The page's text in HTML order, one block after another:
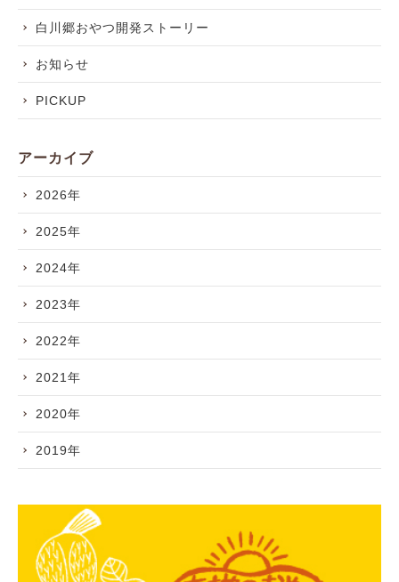
白川郷おやつ開発ストーリー
お知らせ
PICKUP
アーカイブ
2026年
2025年
2024年
2023年
2022年
2021年
2020年
2019年